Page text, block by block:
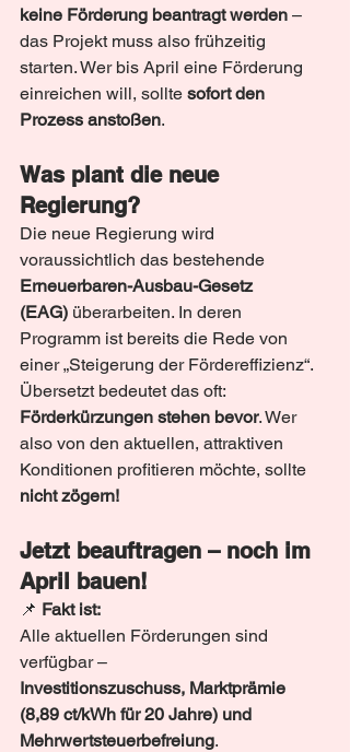
keine Förderung beantragt werden –
das Projekt muss also frühzeitig
starten. Wer bis April eine Förderung
einreichen will, sollte sofort den
Prozess anstoßen.
Was plant die neue
Regierung?
Die neue Regierung wird
voraussichtlich das bestehende
Erneuerbaren-Ausbau-Gesetz
(EAG) überarbeiten. In deren
Programm ist bereits die Rede von
einer „Steigerung der Fördereffizienz“.
Übersetzt bedeutet das oft:
Förderkürzungen stehen bevor. Wer
also von den aktuellen, attraktiven
Konditionen profitieren möchte, sollte
nicht zögern!
Jetzt beauftragen – noch im
April bauen!
📌 Fakt ist:
Alle aktuellen Förderungen sind
verfügbar –
Investitionszuschuss, Marktprämie
(8,89 ct/kWh für 20 Jahre) und
Mehrwertsteuerbefreiung.